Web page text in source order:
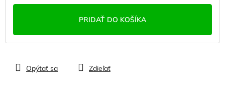
PRIDAŤ DO KOŠÍKA
Opýtať sa Zdieľať